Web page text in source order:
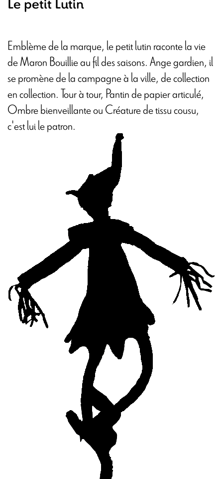
Emblème de la marque, le petit lutin raconte la vie
de Maron Bouillie au fil des saisons. Ange gardien, il
se promène de la campagne à la ville, de collection
en collection. Tour à tour, Pantin de papier articulé,
Ombre bienveillante ou Créature de tissu cousu,
c'est lui le patron.